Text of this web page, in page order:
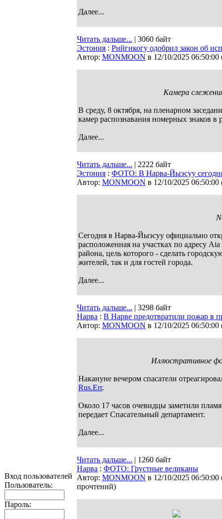
Вход пользователей
Пользователь:
Пароль:
Далее...
Читать дальше... | 3060 байт
Эстония : Рийгикогу одобрил закон об
Автор: MONMOON в 12/10/2025 06:50:00
Камера
В среду, 8 октября, на пленарном
камер распознавания номерных знаков
Далее...
Читать дальше... | 2222 байт
Эстония : ФОТО: В Нарва-Йыэсуу
Автор: MONMOON в 12/10/2025 06:50:00
Сегодня в Нарва-Йыэсуу официально
расположенная на участках по адресу
района, цель которого - сделать
жителей, так и для гостей города.
Далее...
Читать дальше... | 3298 байт
Нарва : В Нарве предотвратили пожар в
Автор: MONMOON в 12/10/2025 06:50:00
Иллюстративное
Накануне вечером спасатели
Rus.Err.
Около 17 часов очевидцы заметили
передает Спасательный департамент.
Далее...
Читать дальше... | 1260 байт
Нарва : ФОТО: Грустные великаны
Автор: MONMOON в 12/10/2025 06:50:00
прочтений)